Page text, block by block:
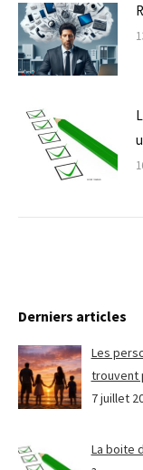
Derniers articles
Les
trouvent
7 juillet
La boite